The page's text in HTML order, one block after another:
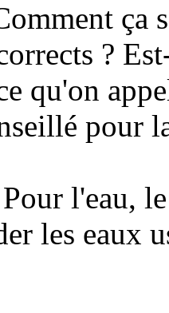
ça
?
qu'on
pour
l'eau,
les eaux